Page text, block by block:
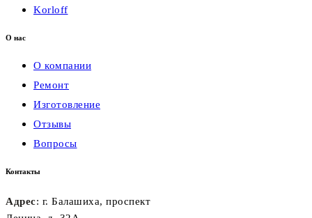
Korloff
О нас
О компании
Ремонт
Изготовление
Отзывы
Вопросы
Контакты
Адрес: г. Балашиха, проспект